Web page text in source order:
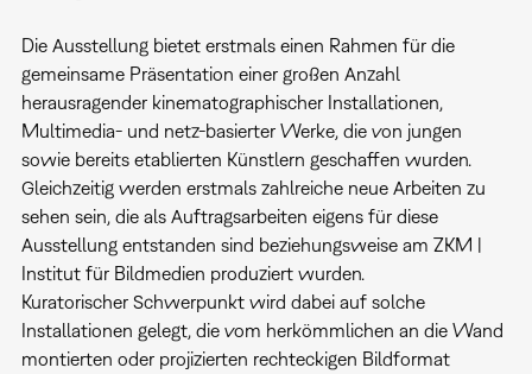
Die Ausstellung bietet erstmals einen Rahmen für die
gemeinsame Präsentation einer großen Anzahl
herausragender kinematographischer Installationen,
Multimedia- und netz-basierter Werke, die von jungen
sowie bereits etablierten Künstlern geschaffen wurden.
Gleichzeitig werden erstmals zahlreiche neue Arbeiten zu
sehen sein, die als Auftragsarbeiten eigens für diese
Ausstellung entstanden sind beziehungsweise am ZKM |
Institut für Bildmedien produziert wurden.
Kuratorischer Schwerpunkt wird dabei auf solche
Installationen gelegt, die vom herkömmlichen an die Wand
montierten oder projizierten rechteckigen Bildformat